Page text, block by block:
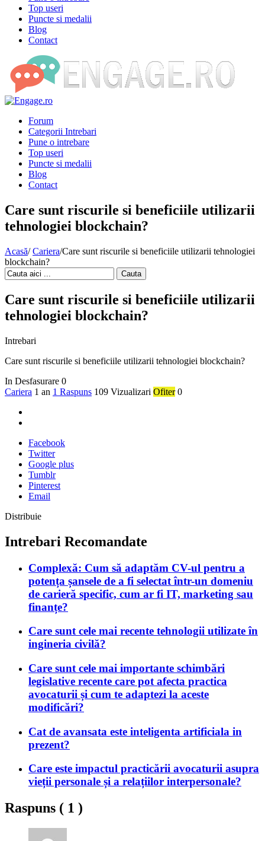
Top useri
Puncte si medalii
Blog
Contact
Forum
Categorii Intrebari
Pune o intrebare
Top useri
Puncte si medalii
Blog
Contact
Care sunt riscurile si beneficiile utilizarii
tehnologiei blockchain?
Acasă/ Cariera/Care sunt riscurile si beneficiile utilizarii tehnologiei
blockchain?
Cauta
Care sunt riscurile si beneficiile utilizarii
tehnologiei blockchain?
Intrebari
Care sunt riscurile si beneficiile utilizarii tehnologiei blockchain?
In Desfasurare 0
Cariera 1 an 1 Raspuns 109 Vizualizari Ofiter 0
Facebook
Twitter
Google plus
Tumblr
Pinterest
Email
Distribuie
Intrebari Recomandate
Complexă: Cum să adaptăm CV-ul pentru a
potența șansele de a fi selectat într-un domeniu
de carieră specific, cum ar fi IT, marketing sau
finanțe?
Care sunt cele mai recente tehnologii utilizate în
ingineria civilă?
Care sunt cele mai importante schimbări
legislative recente care pot afecta practica
avocaturii și cum te adaptezi la aceste
modificări?
Cat de avansata este inteligenta artificiala in
prezent?
Care este impactul practicării avocaturii asupra
vieții personale și a relațiilor interpersonale?
Raspuns ( 1 )